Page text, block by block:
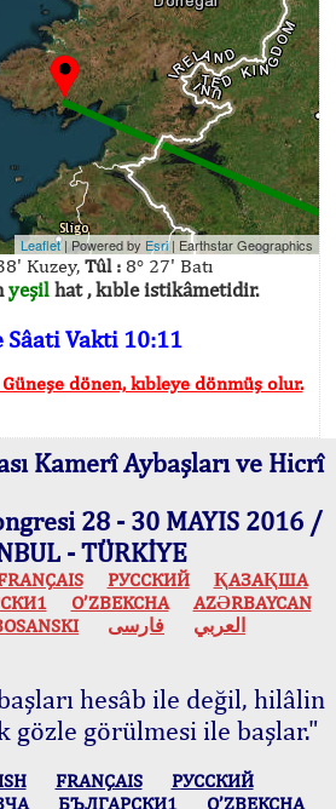
Leaflet| Powered by Esri| Earthstar Geographics
Kuzey, Tûl : 8° 27' Batı
yeşilhat , kıble istikâmetidir.
Sâati Vakti 10:11
dönen, kıbleye dönmüş olur.
Kamerî Aybaşları ve Hicrî
28 - 30 MAYIS 2016 /
- TÜRKİYE
РУССКИЙ
ҚАЗАҚША
O’ZBEKCHA
AZӘRBAYCAN
العربي فارسی
hesâb ile değil, hilâlin
gözle görülmesi ile başlar."
FRANÇAIS
РУССКИЙ
БЪЛГАРСКИ1 O’ZBEKCHA